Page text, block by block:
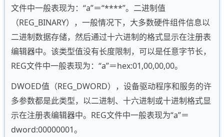
文件中一般表现为：“a”＝“****”。二进制值
（REG_BINARY），一般情况下，大多数硬件组件信息以
二进制数据存储，然后通过十六进制的格式显示在注册表
编辑器中。该类型值没有长度限制，可以是任意字节长，
REG文件中一般表现为：“a”＝hex:01,00,00,00。
DWOED值（REG_DWORD），设备驱动程序和服务的许
多参数都是此类型，以二进制、十六进制或十进制格式显
示在注册表编辑器中。REG文件中一般表现为“a”＝
dword:00000001。